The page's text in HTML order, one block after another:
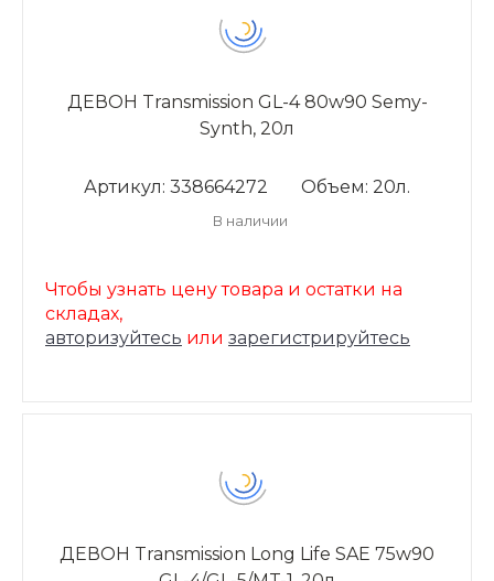
ДЕВОН Transmission GL-4 80w90 Semy-
Synth, 20л
Артикул: 338664272 Объем: 20л.
В наличии
Чтобы узнать цену товара и остатки на
складах,
авторизуйтесь или зарегистрируйтесь
ДЕВОН Transmission Long Life SAE 75w90